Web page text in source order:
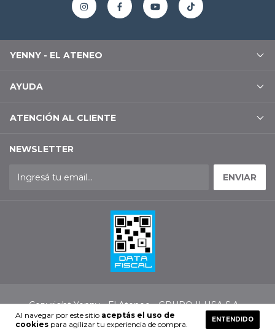
Al navegar por este sitio aceptás el uso de
cookies para agilizar tu experiencia de compra.
ENTENDIDO
YENNY - EL ATENEO
AYUDA
ATENCIÓN AL CLIENTE
NEWSLETTER
Copyright Yenny - El Ateneo - GRUPO ILHSA S.A. -
30654386192 - 2026. Todos los derechos reservados.